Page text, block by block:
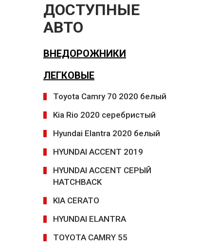
ДОСТУПНЫЕ
АВТО
ВНЕДОРОЖНИКИ
ЛЕГКОВЫЕ
Toyota Camry 70 2020 белый
Kia Rio 2020 серебристый
Hyundai Elantra 2020 белый
HYUNDAI ACCENT 2019
HYUNDAI ACCENT CЕРЫЙ
HATCHBACK
KIA CERATO
HYUNDAI ELANTRA
TOYOTA CAMRY 55